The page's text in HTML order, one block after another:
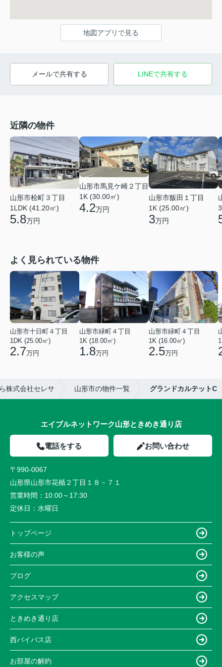
地図アプリで見る
メールで共有する LINEで共有する
近隣の物件
山形市桧町３丁目
1LDK (41.20㎡)
5.8万円
山形市馬見ケ崎２丁目
1K (30.00㎡)
4.2万円
山形市飯田１丁目
1K (25.00㎡)
3万円
よく見られている物件
山形市十日町４丁目
1DK (25.00㎡)
2.7万円
山形市緑町４丁目
1K (18.00㎡)
1.8万円
山形市緑町４丁目
1K (16.00㎡)
2.5万円
株式会社セレサ 山形市の物件一覧 グランドカルテットC
エイブルネットワーク山形ときめき通り店
電話をする お問い合わせ
〒990-0067
山形県山形市花楯２丁目１８－７１
営業時間： 10:00～17:30
定休日： 水曜日
トップページ
お客様の声
ブログ
アクセスマップ
ときめき通り店
西バイパス店
お部屋の解約